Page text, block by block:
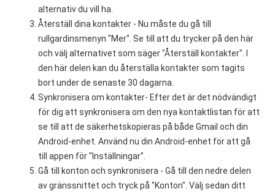
alternativ du vill ha.
Återställ dina kontakter - Nu måste du gå till
rullgardinsmenyn "Mer". Se till att du trycker på den här
och välj alternativet som säger "Återställ kontakter". I
den här delen kan du återställa kontakter som tagits
bort under de senaste 30 dagarna.
Synkronisera om kontakter- Efter det är det nödvändigt
för dig att synkronisera om den nya kontaktlistan för att
se till att de säkerhetskopieras på både Gmail och din
Android-enhet. Använd nu din Android-enhet för att gå
till appen för "Inställningar".
Gå till konton och synkronisera - Gå till den nedre delen
av gränssnittet och tryck på "Konton". Välj sedan ditt